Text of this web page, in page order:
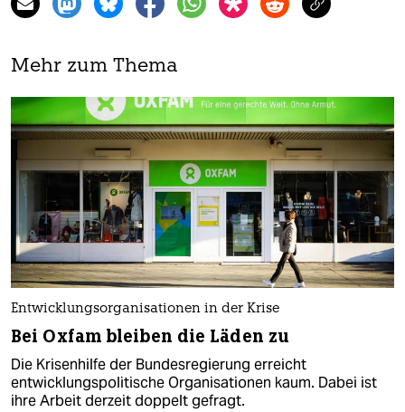
Mehr zum Thema
Entwicklungsorganisationen in der Krise
Bei Oxfam bleiben die Läden zu
Die Krisenhilfe der Bundesregierung erreicht
entwicklungspolitische Organisationen kaum. Dabei ist
ihre Arbeit derzeit doppelt gefragt.